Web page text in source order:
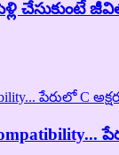
చేసుకుంటే